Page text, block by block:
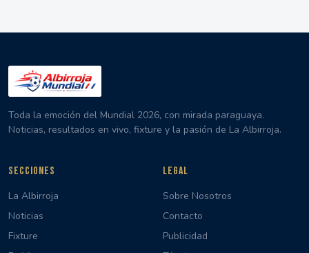
Toda la emoción del Mundial 2026, con mirada paraguaya.
Noticias, resultados en vivo, fixture y la pasión de La Albirroja.
SECCIONES
La Albirroja
Noticias
Fixture
LEGAL
Sobre Nosotros
Contacto
Publicidad